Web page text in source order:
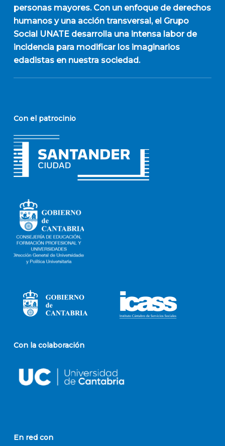
personas mayores. Con un enfoque de derechos
humanos y una acción transversal, el Grupo
Social UNATE desarrolla una intensa labor de
incidencia para modificar los imaginarios
edadistas en nuestra sociedad.
Con el patrocinio
Con la colaboración
En red con